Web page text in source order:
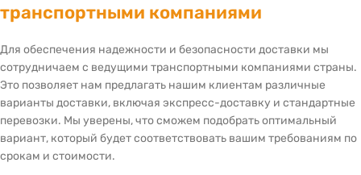
транспортными компаниями
Для обеспечения надежности и безопасности доставки мы
сотрудничаем с ведущими транспортными компаниями страны.
Это позволяет нам предлагать нашим клиентам различные
варианты доставки, включая экспресс-доставку и стандартные
перевозки. Мы уверены, что сможем подобрать оптимальный
вариант, который будет соответствовать вашим требованиям по
срокам и стоимости.